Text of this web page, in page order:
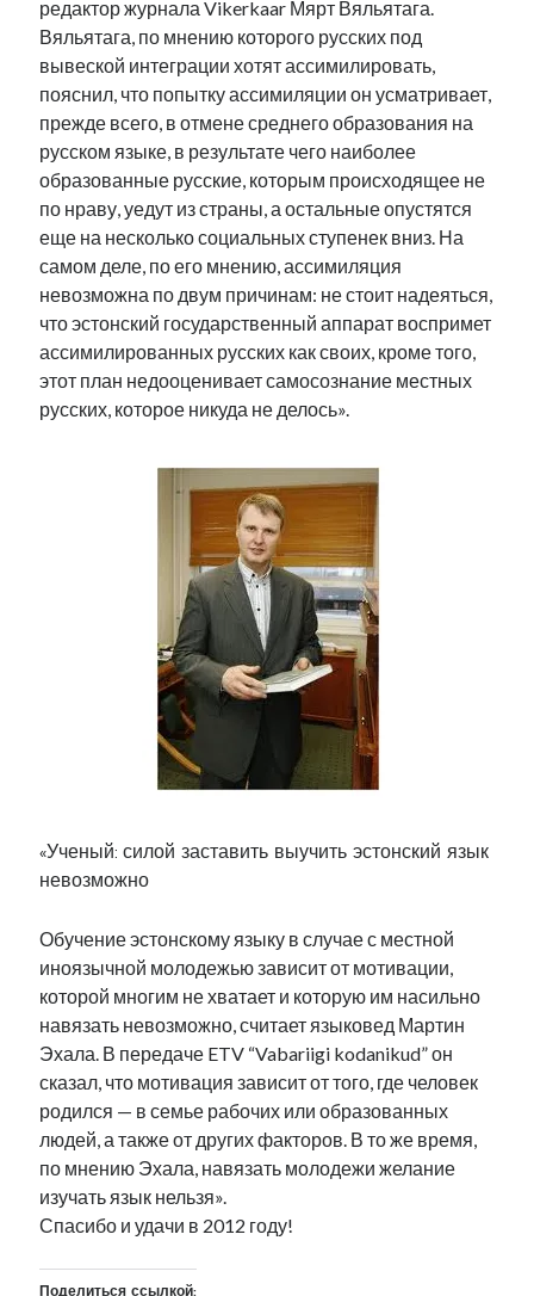
редактор журнала Vikerkaar Мярт Вяльятага.
Вяльятага, по мнению которого русских под
вывеской интеграции хотят ассимилировать,
пояснил, что попытку ассимиляции он усматривает,
прежде всего, в отмене среднего образования на
русском языке, в результате чего наиболее
образованные русские, которым происходящее не
по нраву, уедут из страны, а остальные опустятся
еще на несколько социальных ступенек вниз. На
самом деле, по его мнению, ассимиляция
невозможна по двум причинам: не стоит надеяться,
что эстонский государственный аппарат воспримет
ассимилированных русских как своих, кроме того,
этот план недооценивает самосознание местных
русских, которое никуда не делось».
«Ученый: силой заставить выучить эстонский язык
невозможно
Обучение эстонскому языку в случае с местной
иноязычной молодежью зависит от мотивации,
которой многим не хватает и которую им насильно
навязать невозможно, считает языковед Мартин
Эхала. В передаче ETV “Vabariigi kodanikud” он
сказал, что мотивация зависит от того, где человек
родился — в семье рабочих или образованных
людей, а также от других факторов. В то же время,
по мнению Эхала, навязать молодежи желание
изучать язык нельзя».
Спасибо и удачи в 2012 году!
Поделиться ссылкой: